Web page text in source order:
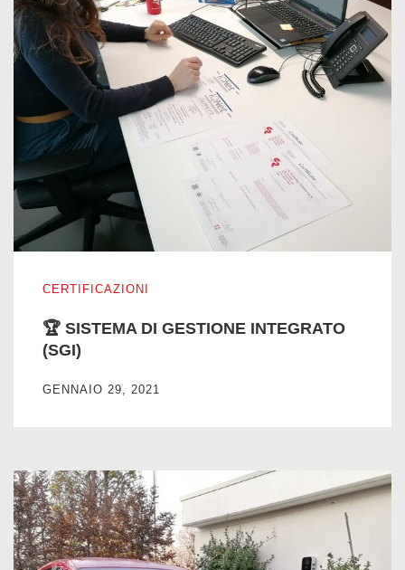
CERTIFICAZIONI
🏆 SISTEMA DI GESTIONE INTEGRATO
(SGI)
GENNAIO 29, 2021